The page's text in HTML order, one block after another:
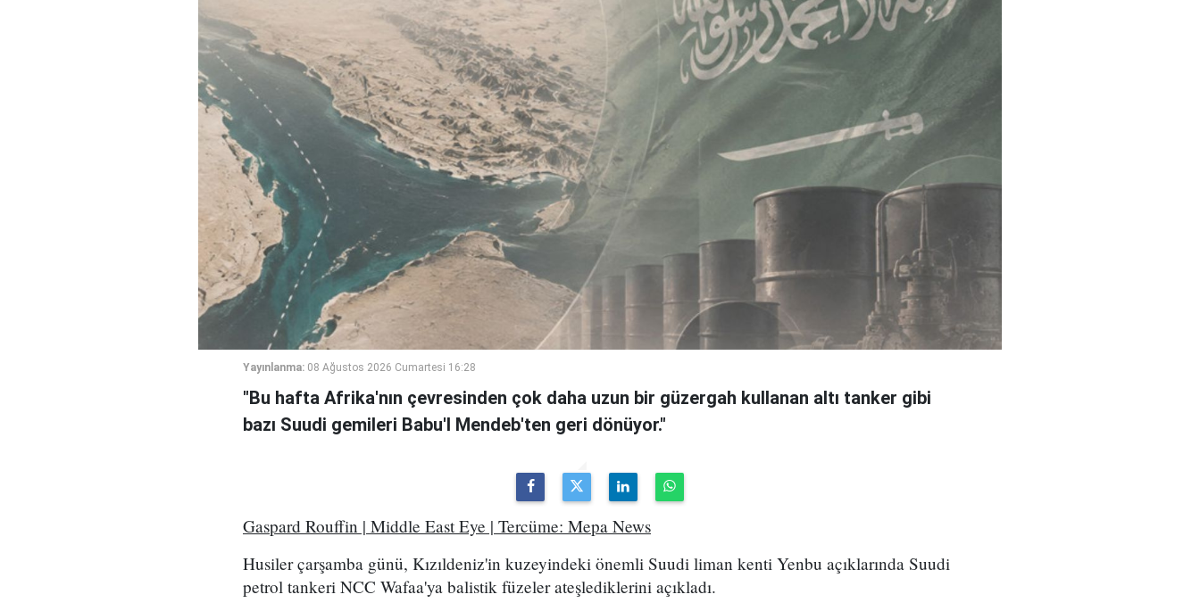
Yayınlanma: 08 Ağustos 2026 Cumartesi 16:28
"Bu hafta Afrika'nın çevresinden çok daha uzun bir güzergah kullanan altı tanker gibi
bazı Suudi gemileri Babu'l Mendeb'ten geri dönüyor."
Gaspard Rouffin | Middle East Eye | Tercüme: Mepa News
Husiler çarşamba günü, Kızıldeniz'in kuzeyindeki önemli Suudi liman kenti Yenbu açıklarında Suudi
petrol tankeri NCC Wafaa'ya balistik füzeler ateşlediklerini açıkladı.